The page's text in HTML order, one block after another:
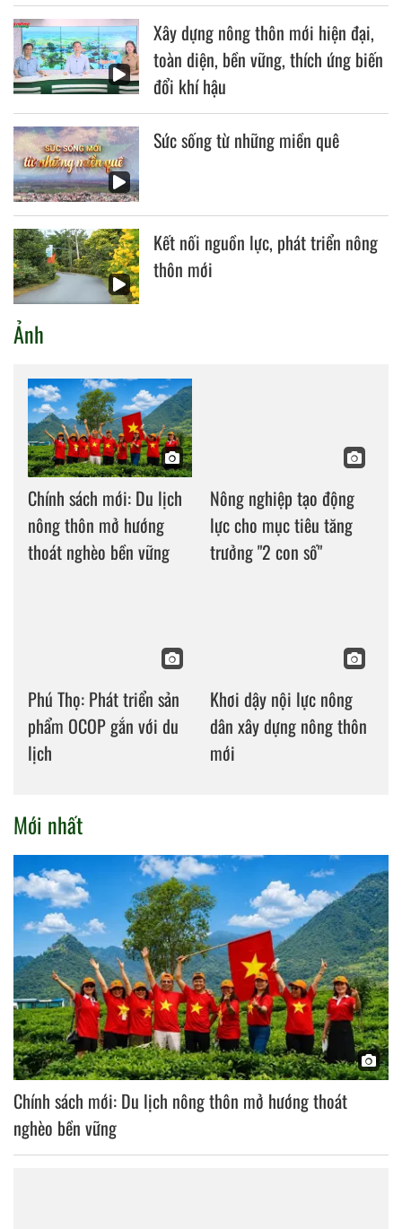
Xây dựng nông thôn mới hiện đại,
toàn diện, bền vững, thích ứng biến
đổi khí hậu
Sức sống từ những miền quê
Kết nối nguồn lực, phát triển nông
thôn mới
Ảnh
Chính sách mới: Du lịch
nông thôn mở hướng
thoát nghèo bền vững
Nông nghiệp tạo động
lực cho mục tiêu tăng
trưởng "2 con số"
Phú Thọ: Phát triển sản
phẩm OCOP gắn với du
lịch
Khơi dậy nội lực nông
dân xây dựng nông thôn
mới
Mới nhất
Chính sách mới: Du lịch nông thôn mở hướng thoát
nghèo bền vững